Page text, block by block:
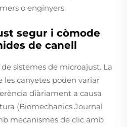
o enginyers.
segur i còmode
de canell
sistemes de microajust. La
les canyetes poden variar
diàriament a causa
(Biomechanics Journal
mecanismes de clic amb